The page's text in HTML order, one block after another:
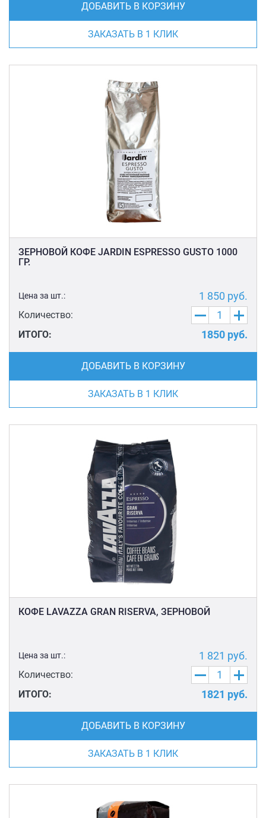
ДОБАВИТЬ В КОРЗИНУ
ЗАКАЗАТЬ В 1 КЛИК
ЗЕРНОВОЙ КОФЕ JARDIN ESPRESSO GUSTO 1000
ГР.
Цена за шт.: 1 850 руб.
Количество:
ИТОГО:
1850 руб.
ДОБАВИТЬ В КОРЗИНУ
ЗАКАЗАТЬ В 1 КЛИК
КОФЕ LAVAZZA GRAN RISERVA, ЗЕРНОВОЙ
Цена за шт.: 1 821 руб.
Количество:
ИТОГО:
1821 руб.
ДОБАВИТЬ В КОРЗИНУ
ЗАКАЗАТЬ В 1 КЛИК